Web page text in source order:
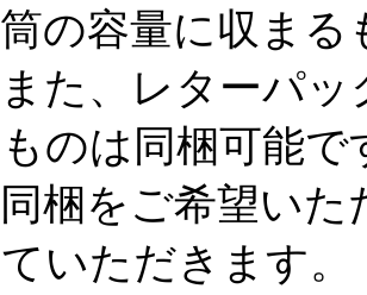
の容量に収まる
た、レターパッ
のは同梱可能で
梱をご希望いた
いただきます。